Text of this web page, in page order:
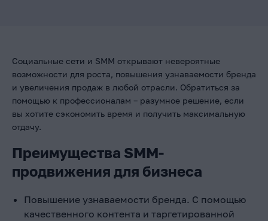
Социальные сети и SMM открывают невероятные
возможности для роста, повышения узнаваемости бренда
и увеличения продаж в любой отрасли. Обратиться за
помощью к профессионалам – разумное решение, если
вы хотите сэкономить время и получить максимальную
отдачу.
Преимущества SMM-
продвижения для бизнеса
Повышение узнаваемости бренда. С помощью
качественного контента и таргетированной